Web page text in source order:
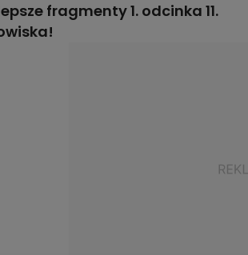
fragmenty 1. odcinka 11.